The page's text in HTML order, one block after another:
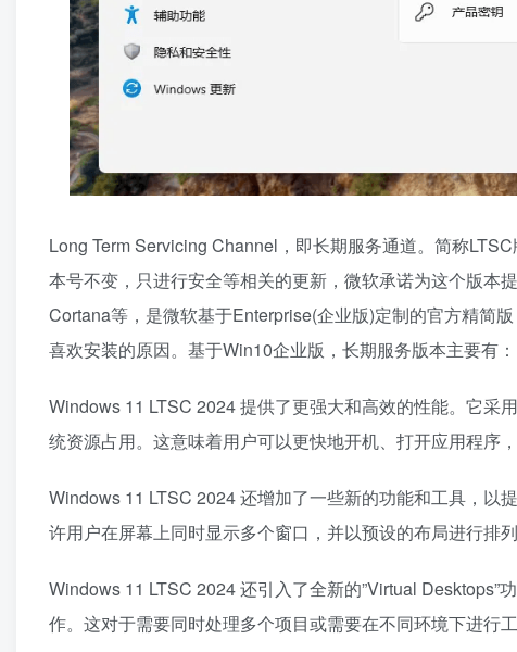
Long Term Servicing Channel，即长期服务通道。简称
本号不变，只进行安全等相关的更新，微软承诺为这个版本
Cortana等，是微软基于Enterprise(企业版)定制的官方精简
喜欢安装的原因。基于Win10企业版，长期服务版本主要有
Windows 11 LTSC 2024 提供了更强大和高效的性能。它采
统资源占用。这意味着用户可以更快地开机、打开应用程序
Windows 11 LTSC 2024 还增加了一些新的功能和工具，以
许用户在屏幕上同时显示多个窗口，并以预设的布局进行排
Windows 11 LTSC 2024 还引入了全新的”Virtual
作。这对于需要同时处理多个项目或需要在不同环境下进行